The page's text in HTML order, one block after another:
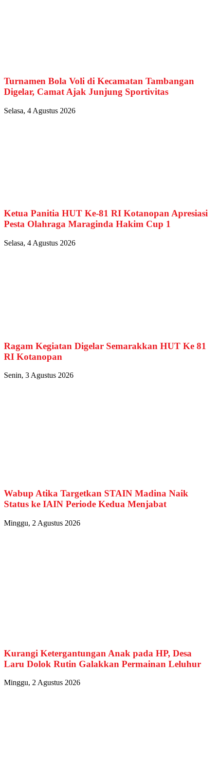
Turnamen Bola Voli di Kecamatan Tambangan
Digelar, Camat Ajak Junjung Sportivitas
Selasa, 4 Agustus 2026
Ketua Panitia HUT Ke-81 RI Kotanopan Apresiasi
Pesta Olahraga Maraginda Hakim Cup 1
Selasa, 4 Agustus 2026
Ragam Kegiatan Digelar Semarakkan HUT Ke 81
RI Kotanopan
Senin, 3 Agustus 2026
Wabup Atika Targetkan STAIN Madina Naik
Status ke IAIN Periode Kedua Menjabat
Minggu, 2 Agustus 2026
Kurangi Ketergantungan Anak pada HP, Desa
Laru Dolok Rutin Galakkan Permainan Leluhur
Minggu, 2 Agustus 2026